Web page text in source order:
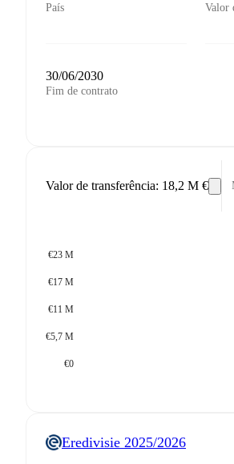
País Valor
30/06/2030
Fim de contrato
Valor de transferência: 18,2 M €
€23 M
€17 M
€11 M
€5,7 M
€0
Eredivisie 2025/2026